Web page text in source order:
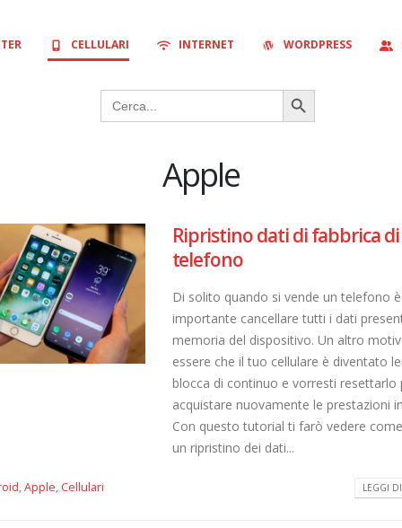
CELLULARI INTERNET WORDPRESS
Search
for:
Search Button
Apple
Ripristino dati di fabbrica
telefono
Di solito quando si vende un telefono è
importante cancellare tutti i dati
memoria del dispositivo. Un altro
essere che il tuo cellulare è diventato
blocca di continuo e vorresti resettarlo
acquistare nuovamente le prestazioni
Con questo tutorial ti farò vedere
un ripristino dei dati...
,Apple, Cellulari LEGGI